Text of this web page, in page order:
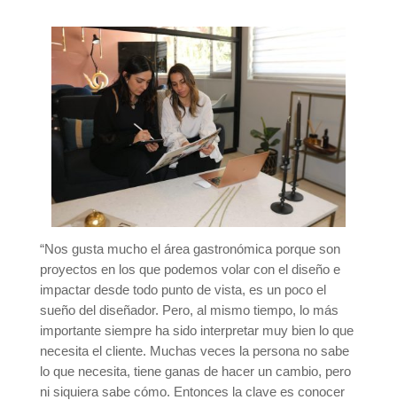
“Nos gusta mucho el área gastronómica porque son
proyectos en los que podemos volar con el diseño e
impactar desde todo punto de vista, es un poco el
sueño del diseñador. Pero, al mismo tiempo, lo más
importante siempre ha sido interpretar muy bien lo que
necesita el cliente. Muchas veces la persona no sabe
lo que necesita, tiene ganas de hacer un cambio, pero
ni siquiera sabe cómo. Entonces la clave es conocer